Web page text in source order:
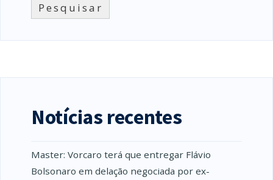
Pesquisar
Notícias recentes
Master: Vorcaro terá que entregar Flávio
Bolsonaro em delação negociada por ex-